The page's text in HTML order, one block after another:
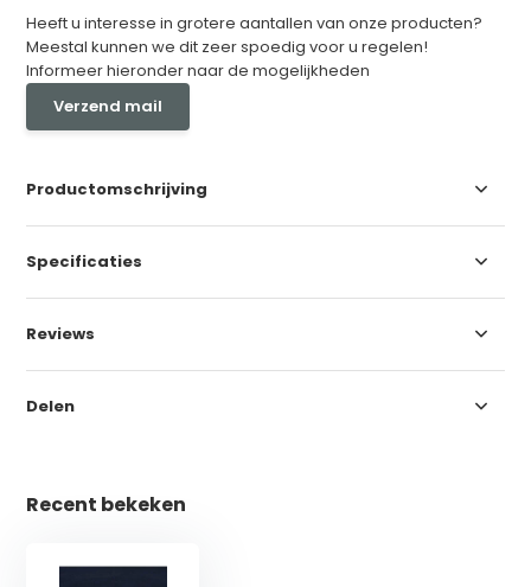
Heeft u interesse in grotere aantallen van onze producten?
Meestal kunnen we dit zeer spoedig voor u regelen!
Informeer hieronder naar de mogelijkheden
Verzend mail
Productomschrijving
Specificaties
Reviews
Delen
Recent bekeken